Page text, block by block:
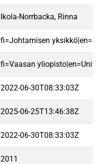
Ikola-Norrbacka, Rinna
fi=Johtamisen
fi=Vaasan
2022-06-30T08:33:03Z
2025-06-25T13:46:38Z
2022-06-30T08:33:03Z
2011